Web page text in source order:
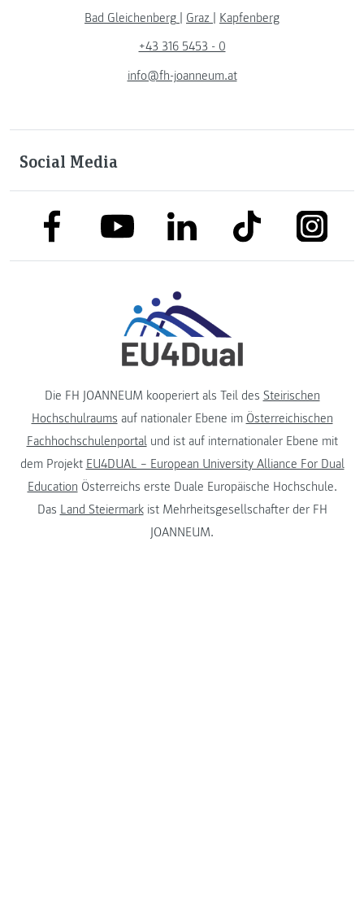
Bad Gleichenberg | Graz | Kapfenberg
+43 316 5453 - 0
info@fh-joanneum.at
Social Media
link to facebooklink to youtubelink to linkedinlink to tiktok link to
Die FH JOANNEUM kooperiert als Teil des Steirischen
Hochschulraums auf nationaler Ebene im Österreichischen
Fachhochschulenportalund ist auf internationaler Ebene mit
dem Projekt EU4DUAL – European University Alliance For Dual
Education Österreichs erste Duale Europäische Hochschule.
Das Land Steiermarkist Mehrheitsgesellschafter der FH
JOANNEUM.